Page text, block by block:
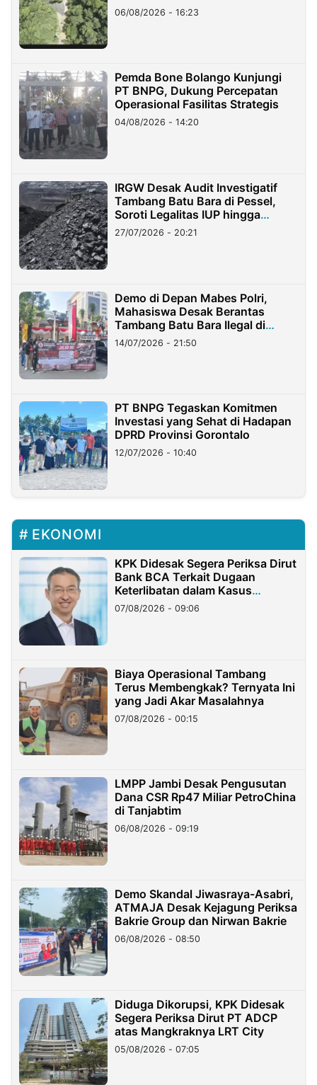
06/08/2026 - 16:23
Pemda Bone Bolango Kunjungi
PT BNPG, Dukung Percepatan
Operasional Fasilitas Strategis
04/08/2026 - 14:20
IRGW Desak Audit Investigatif
Tambang Batu Bara di Pessel,
Soroti Legalitas IUP hingga
Stockpile
27/07/2026 - 20:21
Demo di Depan Mabes Polri,
Mahasiswa Desak Berantas
Tambang Batu Bara Ilegal di
Lampung
14/07/2026 - 21:50
PT BNPG Tegaskan Komitmen
Investasi yang Sehat di Hadapan
DPRD Provinsi Gorontalo
12/07/2026 - 10:40
EKONOMI
KPK Didesak Segera Periksa Dirut
Bank BCA Terkait Dugaan
Keterlibatan dalam Kasus
Hilangnya Dana Nasabah Rp2,58
Miliar
07/08/2026 - 09:06
Biaya Operasional Tambang
Terus Membengkak? Ternyata Ini
yang Jadi Akar Masalahnya
07/08/2026 - 00:15
LMPP Jambi Desak Pengusutan
Dana CSR Rp47 Miliar PetroChina
di Tanjabtim
06/08/2026 - 09:19
Demo Skandal Jiwasraya-Asabri,
ATMAJA Desak Kejagung Periksa
Bakrie Group dan Nirwan Bakrie
06/08/2026 - 08:50
Diduga Dikorupsi, KPK Didesak
Segera Periksa Dirut PT ADCP
atas Mangkraknya LRT City
05/08/2026 - 07:05